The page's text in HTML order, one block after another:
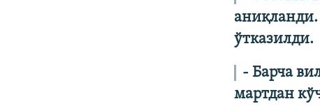
аниқланди.
ўтказилди.
- Барча
мартдан